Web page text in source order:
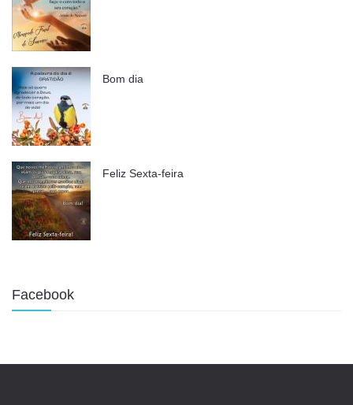
Bom dia
Feliz Sexta-feira
Facebook